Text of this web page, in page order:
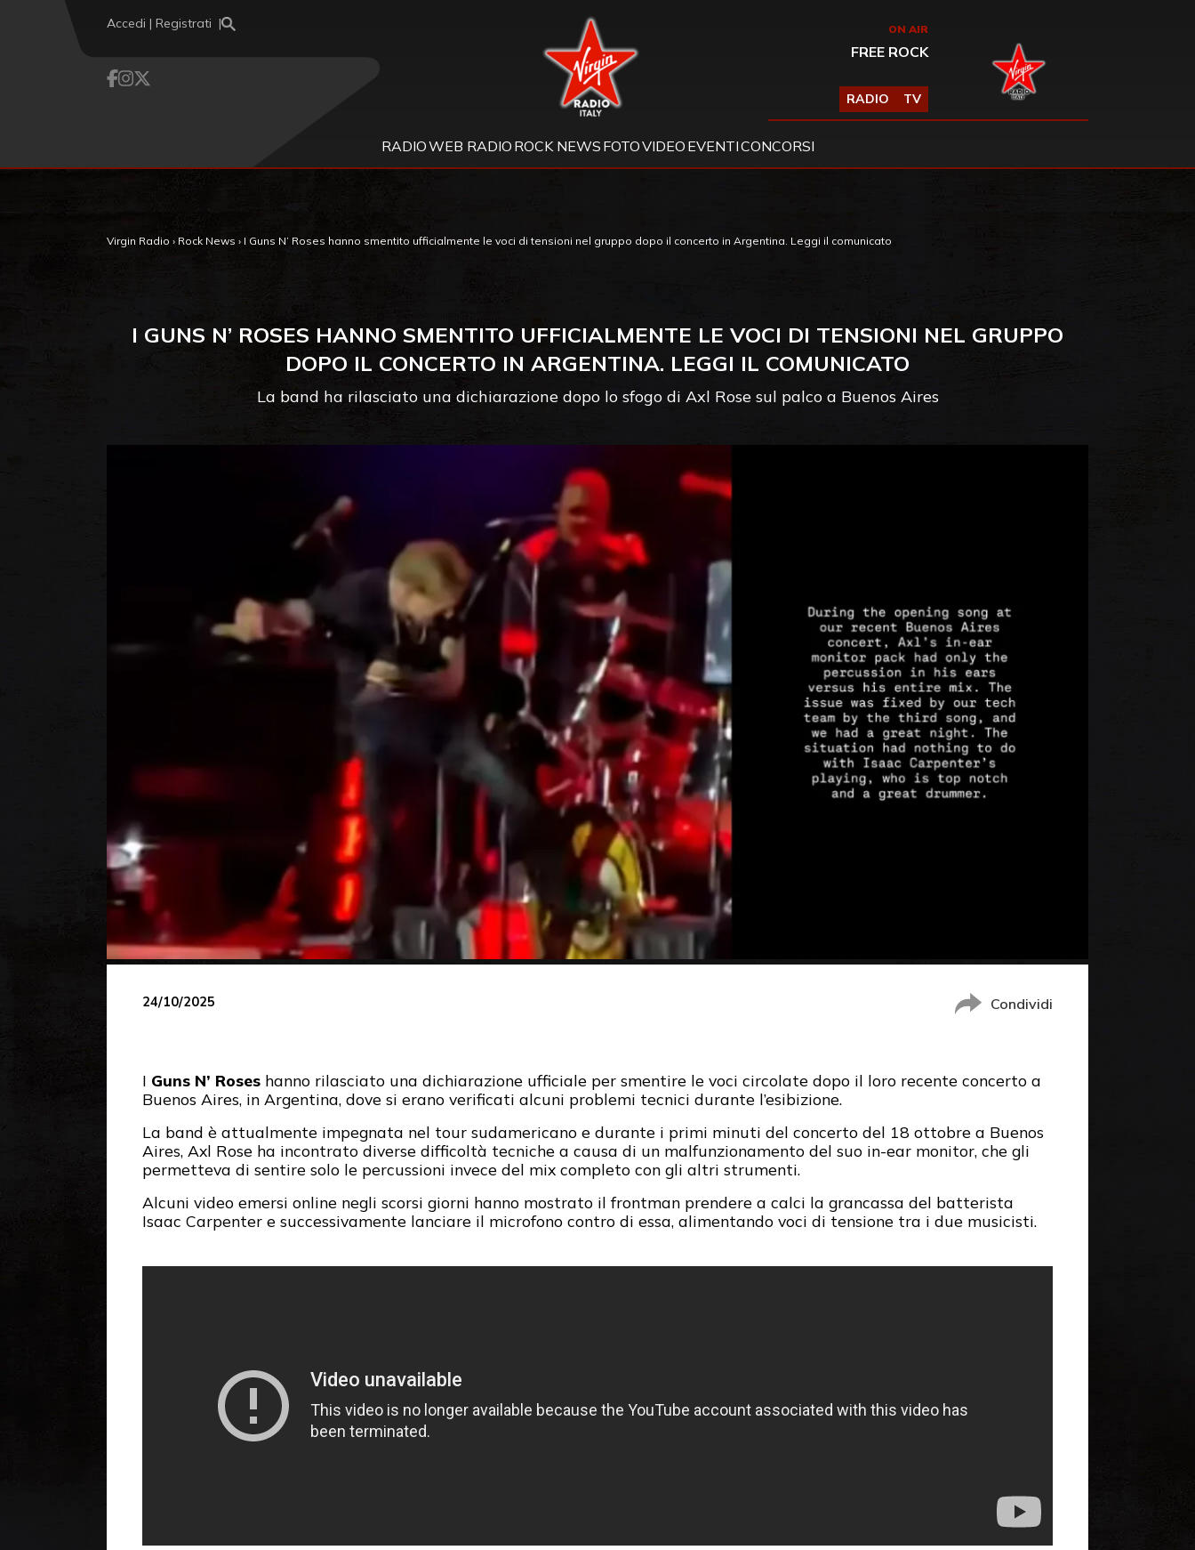
Accedi | Registrati Virgin Radio ON AIR
FREE ROCK
RADIO TV
RADIOWEB RADIO ROCK NEWS FOTOVIDEO EVENTICONCORSI
Virgin Radio › Rock News › I Guns N’ Roses hanno smentito ufficialmente le voci di tensioni nel gruppo dopo il concerto in Argentina. Leggi il comunicato
I GUNS N’ ROSES HANNO SMENTITO UFFICIALMENTE LE VOCI DI TENSIONI NEL GRUPPO
DOPO IL CONCERTO IN ARGENTINA. LEGGI IL COMUNICATO
La band ha rilasciato una dichiarazione dopo lo sfogo di Axl Rose sul palco a Buenos Aires
24/10/2025 Condividi
I Guns N’ Roses hanno rilasciato una dichiarazione ufficiale per smentire le voci circolate dopo il loro recente concerto a
Buenos Aires, in Argentina, dove si erano verificati alcuni problemi tecnici durante l’esibizione.
La band è attualmente impegnata nel tour sudamericano e durante i primi minuti del concerto del 18 ottobre a Buenos
Aires, Axl Rose ha incontrato diverse difficoltà tecniche a causa di un malfunzionamento del suo in-ear monitor, che gli
permetteva di sentire solo le percussioni invece del mix completo con gli altri strumenti.
Alcuni video emersi online negli scorsi giorni hanno mostrato il frontman prendere a calci la grancassa del batterista
Isaac Carpenter e successivamente lanciare il microfono contro di essa, alimentando voci di tensione tra i due musicisti.